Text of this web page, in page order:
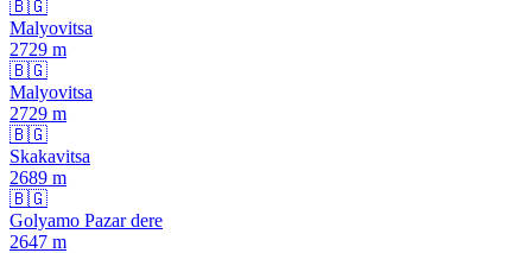
🇧🇬
Malyovitsa
2729 m
🇧🇬
Malyovitsa
2729 m
🇧🇬
Skakavitsa
2689 m
🇧🇬
Golyamo Pazar dere
2647 m